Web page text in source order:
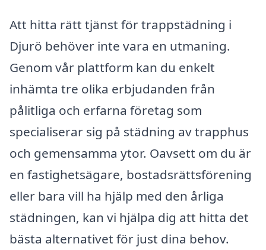
Att hitta rätt tjänst för trappstädning i
Djurö behöver inte vara en utmaning.
Genom vår plattform kan du enkelt
inhämta tre olika erbjudanden från
pålitliga och erfarna företag som
specialiserar sig på städning av trapphus
och gemensamma ytor. Oavsett om du är
en fastighetsägare, bostadsrättsförening
eller bara vill ha hjälp med den årliga
städningen, kan vi hjälpa dig att hitta det
bästa alternativet för just dina behov.